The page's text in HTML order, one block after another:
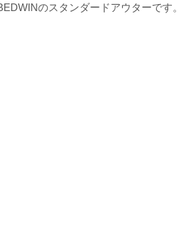
のスタンダードアウターです。